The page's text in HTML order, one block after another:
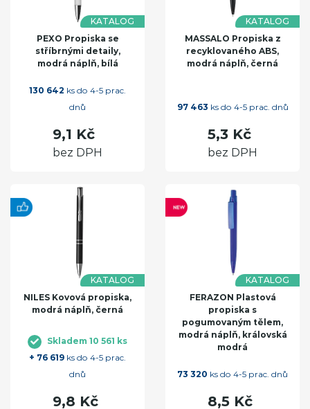
KATALOG
PEXO Propiska se
stříbrnými detaily,
modrá náplň, bílá
130 642 ks do 4-5 prac.
dnů
9,1 Kč
bez DPH
KATALOG
MASSALO Propiska z
recyklovaného ABS,
modrá náplň, černá
97 463 ks do 4-5 prac. dnů
5,3 Kč
bez DPH
KATALOG
NILES Kovová propiska,
modrá náplň, černá
Skladem 10 561 ks
+ 76 619 ks do 4-5 prac.
dnů
9,8 Kč
KATALOG
FERAZON Plastová
propiska s
pogumovaným tělem,
modrá náplň, královská
modrá
73 320 ks do 4-5 prac. dnů
8,5 Kč